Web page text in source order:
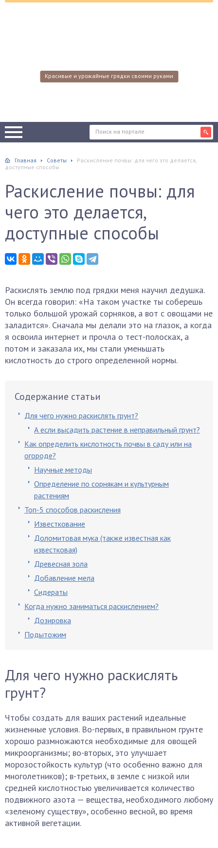
Красивые и урожайные грядки своими руками
Главная Советы
Раскисление почвы: для чего это делается,
доступные способы
Раскисление почвы: для
чего это делается,
доступные способы
Раскислять землю под грядки меня научил дедушка.
Он всегда говорил: «На таком участке ты соберешь
только большой урожай сорняков, а вот с овощами не
заладится». Сначала мы делали это на глазок, а когда
я освоила интернет и прочла о тест-полосках, а
потом и заказала их, мы стали уменьшать
кислотность до строго определенной нормы.
Содержание статьи
Для чего нужно раскислять грунт?
А если высадить растение в неправильный грунт?
Как определить кислотность почвы в саду или на
огороде?
Научные методы
Определение по сорнякам и культурным
растениям
Топ-5 способов раскисления
Известкование
Доломитовая мука (также известная как
известковая)
Древесная зола
Добавление мела
Сидераты
Когда нужно заниматься раскислением?
Дозировка
Подытожим
Для чего нужно раскислять
грунт?
Чтобы создать для ваших растений идеальные
жизненные условия. Во-первых, в правильном грунте
хорошо размножаются необходимые для овощей
микроорганизмы; во-вторых, это улучшает
морозостойкость культур (что особенно важно для
многолетников); в-третьих, в земле с низкой или
средней кислотностью увеличивается количество
подвижного азота — вещества, необходимого любому
«зеленому существу», особенно весной, во время
активной вегетации.